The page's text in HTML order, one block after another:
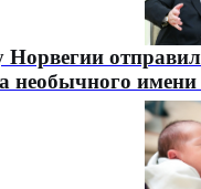
необычного